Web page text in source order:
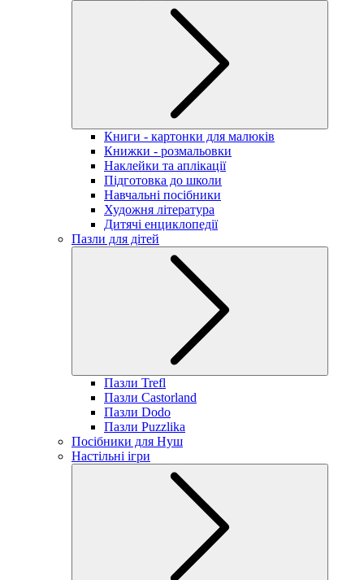
Книги - картонки для малюків
Книжки - розмальовки
Наклейки та аплікації
Підготовка до школи
Навчальні посібники
Художня література
Дитячі енциклопедії
Пазли для дітей
Пазли Trefl
Пазли Castorland
Пазли Dodo
Пазли Puzzlika
Посібники для Нуш
Настільні ігри